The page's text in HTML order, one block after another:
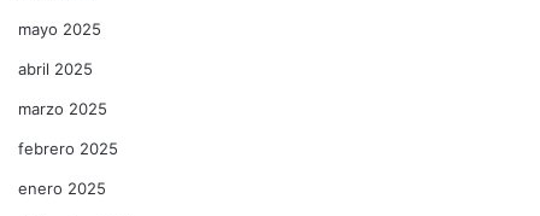
mayo 2025
abril 2025
marzo 2025
febrero 2025
enero 2025